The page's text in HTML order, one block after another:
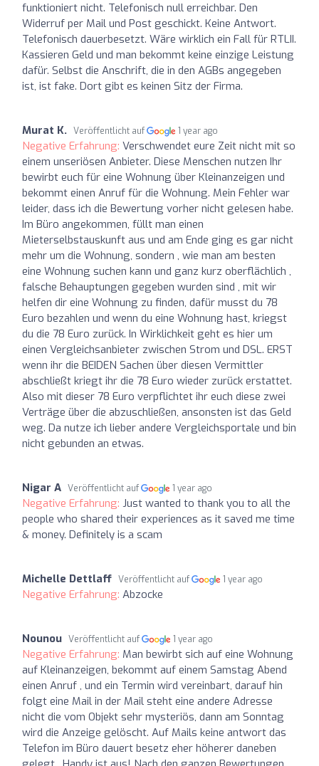
funktioniert nicht. Telefonisch null erreichbar. Den
Widerruf per Mail und Post geschickt. Keine Antwort.
Telefonisch dauerbesetzt. Wäre wirklich ein Fall für RTLII.
Kassieren Geld und man bekommt keine einzige Leistung
dafür. Selbst die Anschrift, die in den AGBs angegeben
ist, ist fake. Dort gibt es keinen Sitz der Firma.
Murat K. Veröffentlicht auf 1 year ago
Negative Erfahrung: Verschwendet eure Zeit nicht mit so
einem unseriösen Anbieter. Diese Menschen nutzen Ihr
bewirbt euch für eine Wohnung über Kleinanzeigen und
bekommt einen Anruf für die Wohnung. Mein Fehler war
leider, dass ich die Bewertung vorher nicht gelesen habe.
Im Büro angekommen, füllt man einen
Mieterselbstauskunft aus und am Ende ging es gar nicht
mehr um die Wohnung, sondern , wie man am besten
eine Wohnung suchen kann und ganz kurz oberflächlich ,
falsche Behauptungen gegeben wurden sind , mit wir
helfen dir eine Wohnung zu finden, dafür musst du 78
Euro bezahlen und wenn du eine Wohnung hast, kriegst
du die 78 Euro zurück. In Wirklichkeit geht es hier um
einen Vergleichsanbieter zwischen Strom und DSL. ERST
wenn ihr die BEIDEN Sachen über diesen Vermittler
abschließt kriegt ihr die 78 Euro wieder zurück erstattet.
Also mit dieser 78 Euro verpflichtet ihr euch diese zwei
Verträge über die abzuschließen, ansonsten ist das Geld
weg. Da nutze ich lieber andere Vergleichsportale und bin
nicht gebunden an etwas.
Nigar A Veröffentlicht auf 1 year ago
Negative Erfahrung: Just wanted to thank you to all the
people who shared their experiences as it saved me time
& money. Definitely is a scam
Michelle Dettlaff Veröffentlicht auf 1 year ago
Negative Erfahrung: Abzocke
Nounou Veröffentlicht auf 1 year ago
Negative Erfahrung: Man bewirbt sich auf eine Wohnung
auf Kleinanzeigen, bekommt auf einem Samstag Abend
einen Anruf , und ein Termin wird vereinbart, darauf hin
folgt eine Mail in der Mail steht eine andere Adresse
nicht die vom Objekt sehr mysteriös, dann am Sonntag
wird die Anzeige gelöscht. Auf Mails keine antwort das
Telefon im Büro dauert besetz eher höherer daneben